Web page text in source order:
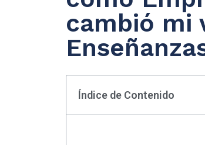
cambió mi
Índice de Contenido